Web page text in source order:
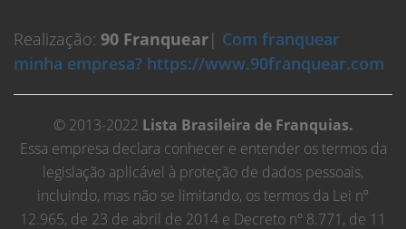
Realização: 90 Franquear| Com franquear
minha empresa? https://www.90franquear.com
© 2013-2022 Lista Brasileira de Franquias.
Essa empresa declara conhecer e entender os termos da
legislação aplicável à proteção de dados pessoais,
incluindo, mas não se limitando, os termos da Lei nº
12.965, de 23 de abril de 2014 e Decreto nº 8.771, de 11